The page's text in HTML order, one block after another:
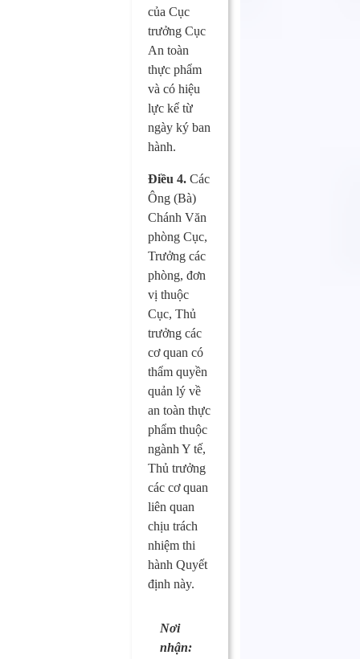
của Cục
trưởng Cục
An toàn
thực phẩm
và có hiệu
lực kể từ
ngày ký ban
hành.
Điều 4. Các
Ông (Bà)
Chánh Văn
phòng Cục,
Trưởng các
phòng, đơn
vị thuộc
Cục, Thủ
trưởng các
cơ quan có
thẩm quyền
quản lý về
an toàn thực
phẩm thuộc
ngành Y tế,
Thủ trưởng
các cơ quan
liên quan
chịu trách
nhiệm thi
hành Quyết
định này.
Nơi
nhận: